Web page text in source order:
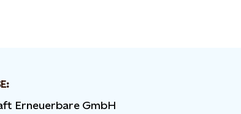
Erneuerbare GmbH